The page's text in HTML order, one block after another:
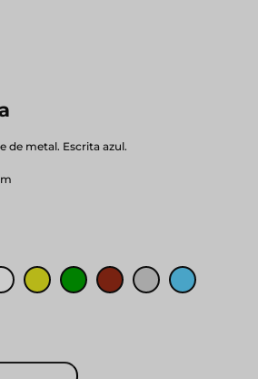
de metal. Escrita azul.